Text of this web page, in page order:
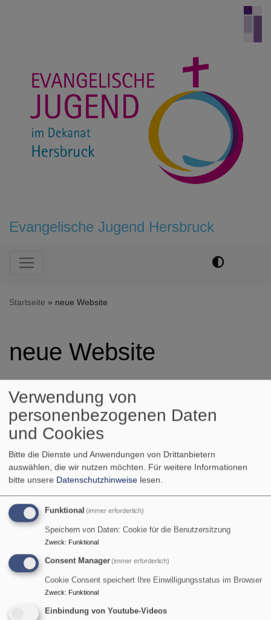
Evangelische Jugend Hersbruck
Hauptnavigation
Startseite neue Website
neue Website
BildrechteAlexander Loos
und Alex basteln an der
Website.
Tageslosung
Jauchze, du Tochter Zion! Frohlocke, Israel! Freue dich
und sei fröhlich von ganzem Herzen, du Tochter
weggenommen.
Verwendung von
personenbezogenen Daten
und Cookies
Bitte die Dienste und Anwendungen von Drittanbietern
auswählen, die wir nutzen möchten. Für weitere Informationen
bitte unsere Datenschutzhinweise lesen.
Funktional (immer erforderlich)
Speichern von Daten: Cookie für die Benutzersitzung
Zweck: Funktional
Consent Manager(immer erforderlich)
Cookie Consent speichert Ihre Einwilligungsstatus im Browser
Zweck: Funktional
Einbindung von Youtube-Videos